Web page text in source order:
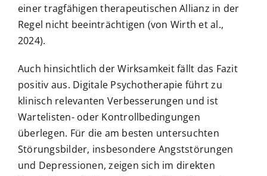
einer tragfähigen therapeutischen Allianz in der
Regel nicht beeinträchtigen (von Wirth et al.,
2024).
Auch hinsichtlich der Wirksamkeit fällt das Fazit
positiv aus. Digitale Psychotherapie führt zu
klinisch relevanten Verbesserungen und ist
Wartelisten- oder Kontrollbedingungen
überlegen. Für die am besten untersuchten
Störungsbilder, insbesondere Angststörungen
und Depressionen, zeigen sich im direkten